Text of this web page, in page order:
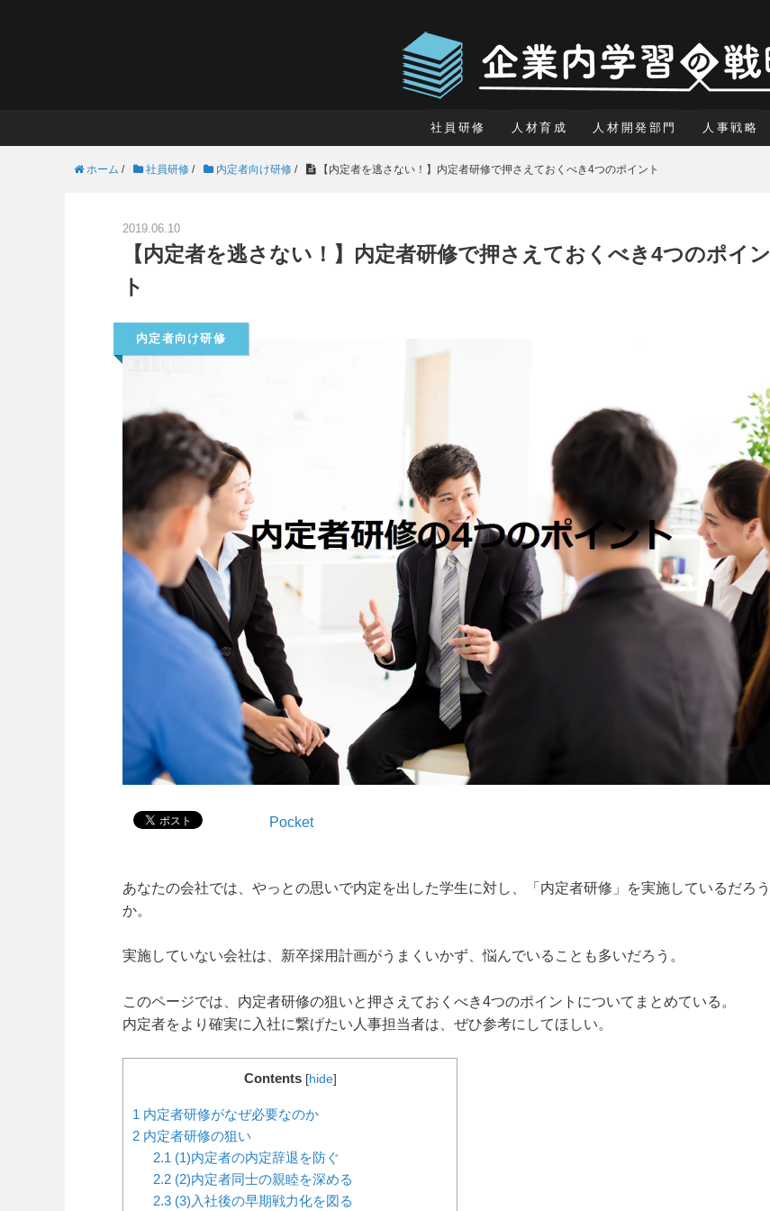
社員研修 人材育成 人材開発部門 人事戦略
ホーム / 社員研修 / 内定者向け研修 / 【内定者を逃さない！】内定者研修で押さえておくべき4つのポイント
2019.06.10
【内定者を逃さない！】内定者研修で押さえておくべき4つのポイン
ト
内定者向け研修
Pocket
あなたの会社では、やっとの思いで内定を出した学生に対し、「内定者研修」を実施しているだろう
か。
実施していない会社は、新卒採用計画がうまくいかず、悩んでいることも多いだろう。
このページでは、内定者研修の狙いと押さえておくべき4つのポイントについてまとめている。
内定者をより確実に入社に繋げたい人事担当者は、ぜひ参考にしてほしい。
Contents [hide]
1 内定者研修がなぜ必要なのか
2 内定者研修の狙い
2.1 (1)内定者の内定辞退を防ぐ
2.2(2)内定者同士の親睦を深める
2.3(3)入社後の早期戦力化を図る